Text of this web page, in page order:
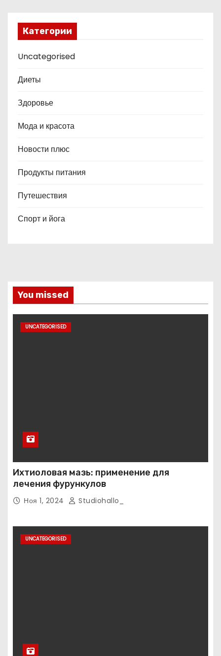
Категории
Uncategorised
Диеты
Здоровье
Мода и красота
Новости плюс
Продукты питания
Путешествия
Спорт и йога
You missed
UNCATEGORISED
Ихтиоловая мазь: применение для
лечения фурункулов
Ноя 1, 2024 Studiohallo_
UNCATEGORISED